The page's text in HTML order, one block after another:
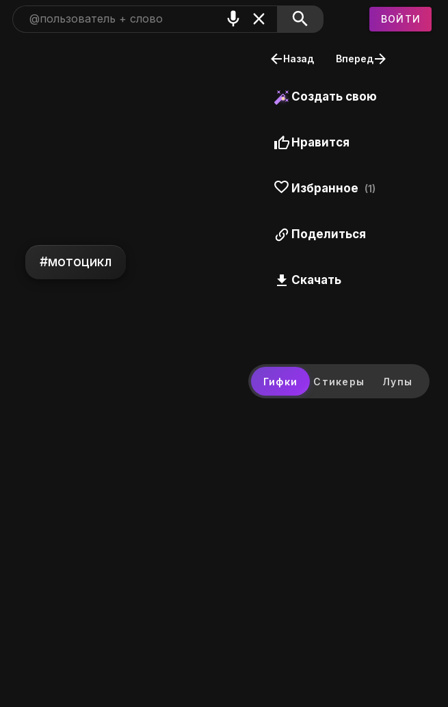
ВОЙТИ
#мотоцикл
Назад Вперед
Создать свою
Нравится
Избранное (1)
Поделиться
Скачать
Гифки Стикеры Лупы